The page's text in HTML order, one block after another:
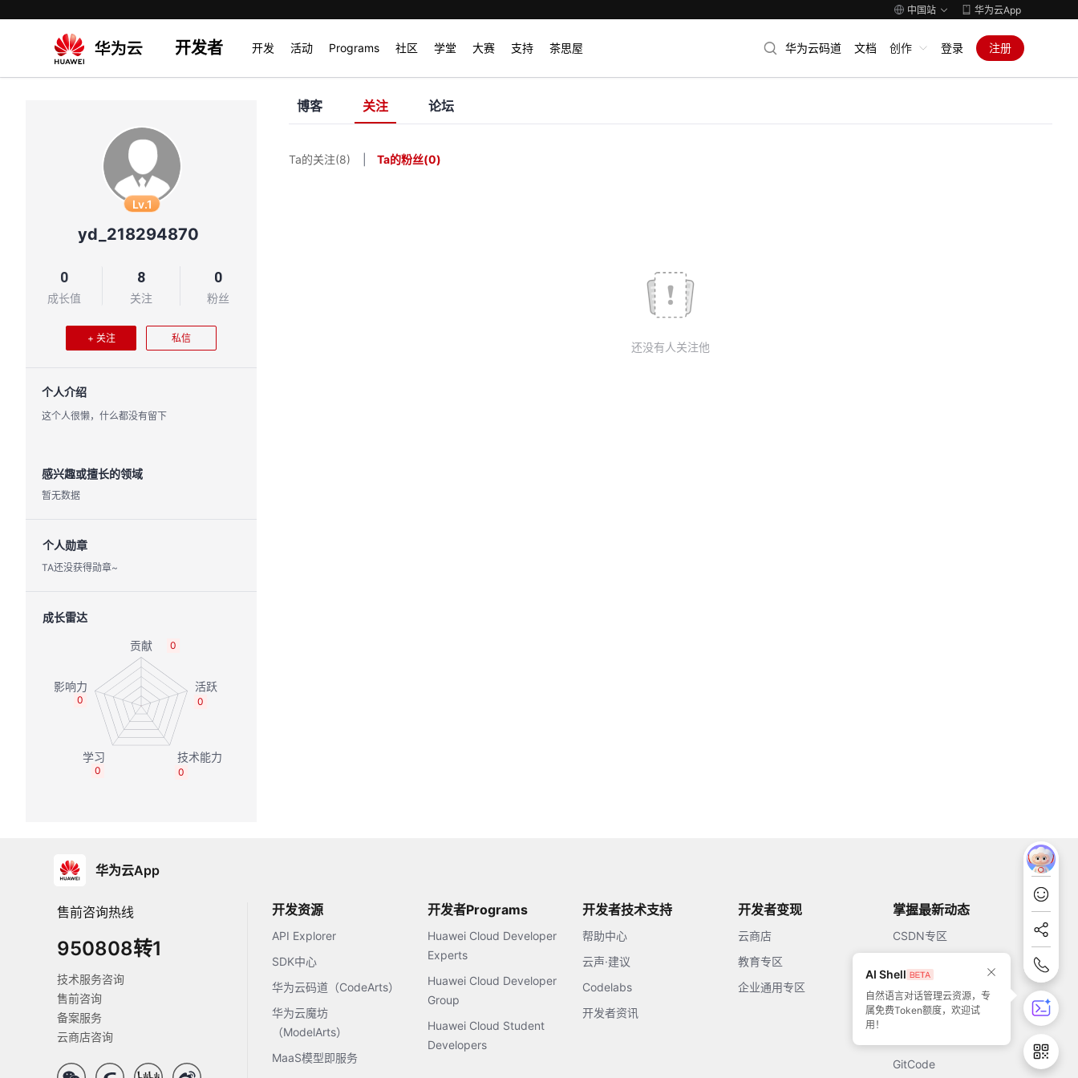
中国站 华为云App
开发者 开发 活动 Programs 社区 学堂 大赛 支持 茶思屋 华为云码道 文档 创作 登录 注册
Lv.1
yd_218294870
0
成长值
8
关注
0
粉丝
+ 关注 私信
个人介绍
这个人很懒，什么都没有留下
感兴趣或擅长的领域
暂无数据
个人勋章
TA还没获得勋章~
成长雷达
0
0
0
0
0
博客 关注 论坛
Ta的关注(8) Ta的粉丝(0)
还没有人关注他
华为云App
售前咨询热线
950808转1
技术服务咨询
售前咨询
备案服务
云商店咨询
开发资源
API Explorer
SDK中心
华为云码道（CodeArts）
华为云魔坊
（ModelArts）
MaaS模型即服务
开发者Programs
Huawei Cloud Developer
Experts
Huawei Cloud Developer
Group
Huawei Cloud Student
Developers
开发者技术支持
帮助中心
云声·建议
Codelabs
开发者资讯
开发者变现
云商店
教育专区
企业通用专区
掌握最新动态
CSDN专区
51CTO
GitCode
AI Shell
自然语言对话管理云资源，专
属免费Token额度，欢迎试
用！